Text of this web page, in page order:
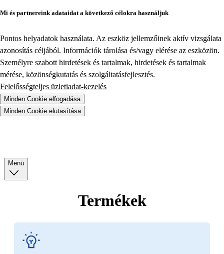
Mi és partnereink adataidat a következő célokra használjuk
Pontos helyadatok használata. Az eszköz jellemzőinek aktív vizsgálata
azonosítás céljából. Információk tárolása és/vagy elérése az eszközön.
Személyre szabott hirdetések és tartalmak, hirdetések és tartalmak
mérése, közönségkutatás és szolgáltatásfejlesztés.
Felelősségteljes üzletiadat-kezelés
Minden Cookie elfogadása
Minden Cookie elutasítása
Menü
Termékek